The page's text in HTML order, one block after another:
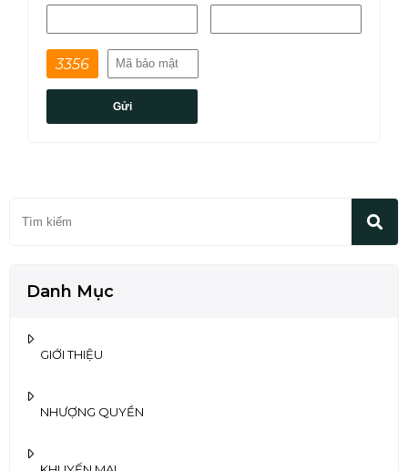
3356
Gửi
Danh Mục
GIỚI THIỆU
NHƯỢNG QUYỀN